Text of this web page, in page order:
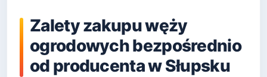
Zalety zakupu węży
ogrodowych bezpośrednio
od producenta w Słupsku